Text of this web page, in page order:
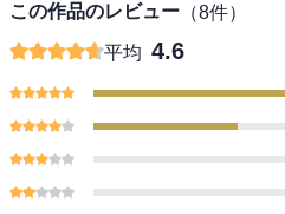
この作品のレビュー （8件）
平均 4.6